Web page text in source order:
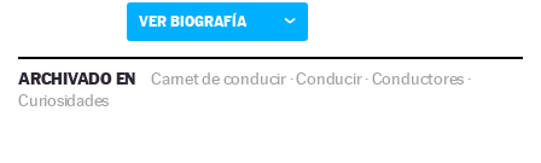
VER BIOGRAFÍA
ARCHIVADO EN Carnet de conducir·Conducir·Conductores ·
Curiosidades